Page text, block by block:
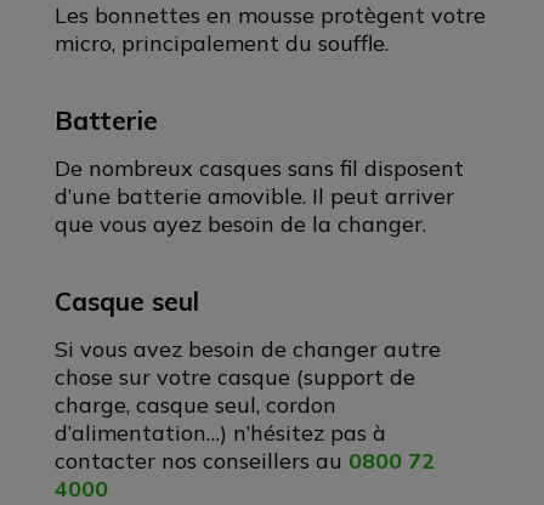
Les bonnettes en mousse protègent votre
micro, principalement du souffle.
Batterie
De nombreux casques sans fil disposent
d’une batterie amovible. Il peut arriver
que vous ayez besoin de la changer.
Casque seul
Si vous avez besoin de changer autre
chose sur votre casque (support de
charge, casque seul, cordon
d’alimentation…) n’hésitez pas à
contacter nos conseillers au 0800 72
4000